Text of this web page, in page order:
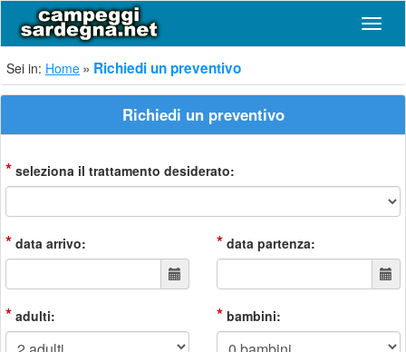
Sei in: Home Richiedi un preventivo
Richiedi un preventivo
* seleziona il trattamento desiderato:
* data arrivo: * data partenza:
* adulti: * bambini: